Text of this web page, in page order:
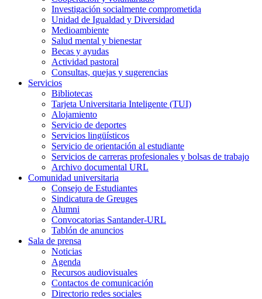
Investigación socialmente comprometida
Unidad de Igualdad y Diversidad
Medioambiente
Salud mental y bienestar
Becas y ayudas
Actividad pastoral
Consultas, quejas y sugerencias
Servicios
Bibliotecas
Tarjeta Universitaria Inteligente (TUI)
Alojamiento
Servicio de deportes
Servicios lingüísticos
Servicio de orientación al estudiante
Servicios de carreras profesionales y bolsas de trabajo
Archivo documental URL
Comunidad universitaria
Consejo de Estudiantes
Sindicatura de Greuges
Alumni
Convocatorias Santander-URL
Tablón de anuncios
Sala de prensa
Noticias
Agenda
Recursos audiovisuales
Contactos de comunicación
Directorio redes sociales